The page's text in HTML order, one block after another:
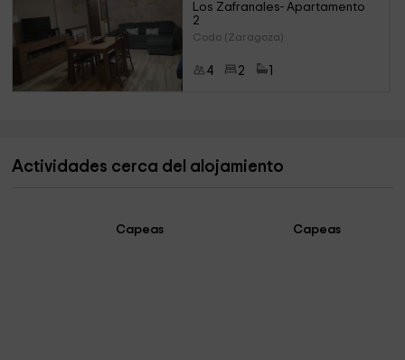
Los Zafranales- Apartamento
2
Codo (Zaragoza)
4 2
Actividades cerca del alojamiento
Capeas Capeas